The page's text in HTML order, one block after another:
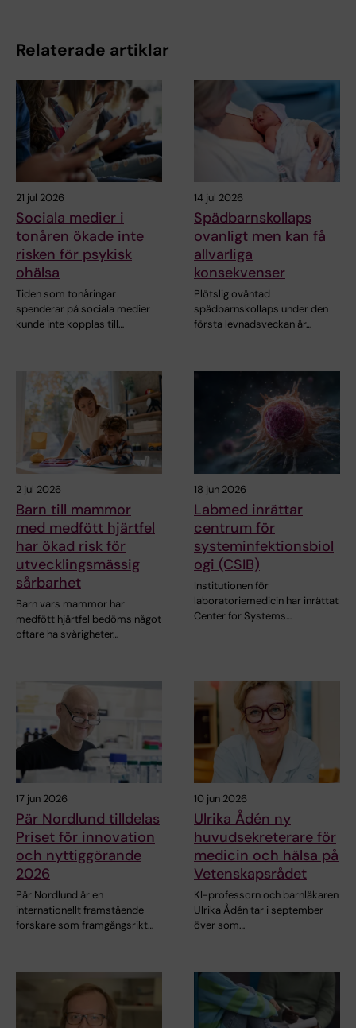
Relaterade artiklar
21 jul 2026
Sociala medier i
tonåren ökade inte
risken för psykisk
ohälsa
Tiden som tonåringar
spenderar på sociala medier
kunde inte kopplas till…
14 jul 2026
Spädbarnskollaps
ovanligt men kan få
allvarliga
konsekvenser
Plötslig oväntad
spädbarnskollaps under den
första levnadsveckan är…
2 jul 2026
Barn till mammor
med medfött hjärtfel
har ökad risk för
utvecklingsmässig
sårbarhet
Barn vars mammor har
medfött hjärtfel bedöms något
oftare ha svårigheter…
18 jun 2026
Labmed inrättar
centrum för
systeminfektionsbiol
ogi (CSIB)
Institutionen för
laboratoriemedicin har inrättat
Center for Systems…
17 jun 2026
Pär Nordlund tilldelas
Priset för innovation
och nyttiggörande
2026
Pär Nordlund är en
internationellt framstående
forskare som framgångsrikt…
10 jun 2026
Ulrika Ådén ny
huvudsekreterare för
medicin och hälsa på
Vetenskapsrådet
KI-professorn och barnläkaren
Ulrika Ådén tar i september
över som…